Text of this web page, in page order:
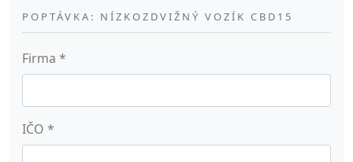
POPTÁVKA: NÍZKOZDVIŽNÝ VOZÍK CBD15
Firma *
IČO *